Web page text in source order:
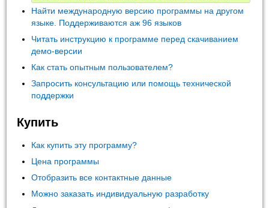
Найти международную версию программы на другом
языке. Поддерживаются аж 96 языков
Читать инструкцию к программе перед скачиванием
демо-версии
Как стать опытным пользователем?
Запросить консультацию или помощь технической
поддержки
Купить
Как купить эту программу?
Цена программы
Отобразить все контактные данные
Можно заказать индивидуальную разработку